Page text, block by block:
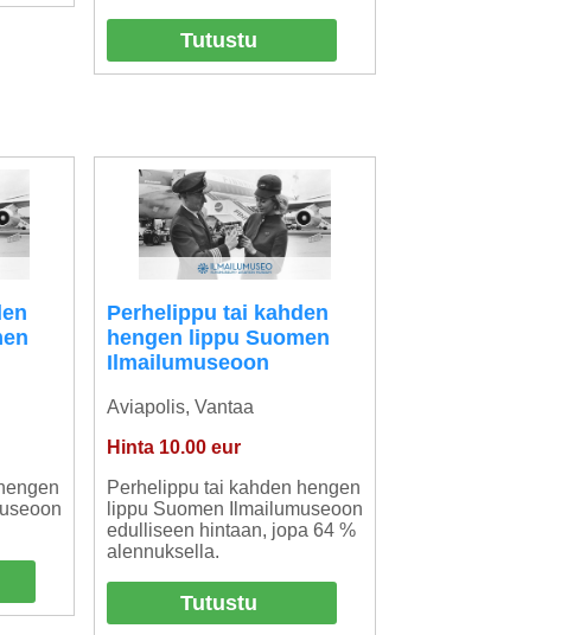
Tutustu
Perhelippu tai kahden
hengen lippu Suomen
Ilmailumuseoon
Aviapolis, Vantaa
Hinta 10.00 eur
Perhelippu tai kahden hengen
lippu Suomen Ilmailumuseoon
edulliseen hintaan, jopa 64 %
alennuksella.
Tutustu